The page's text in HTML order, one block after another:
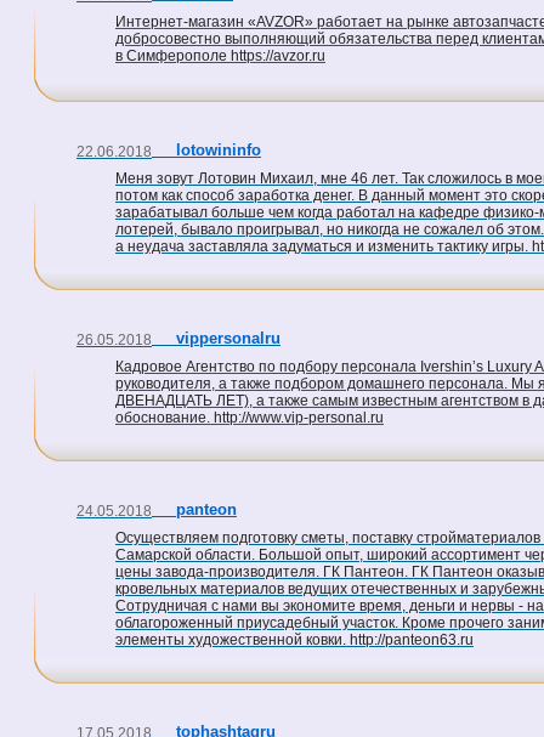
Интернет-магазин «AVZOR» работает на рынке
добросовестно выполняющий обязательства перед
в Симферополе https://avzor.ru
22.06.2018 lotowininfo
Меня зовут Лотовин Михаил, мне 46 лет. Так сложилось в
потом как способ заработка денег. В данный момент это
зарабатывал больше чем когда работал на кафедре физико-
лотерей, бывало проигрывал, но никогда не сожалел об
а неудача заставляла задуматься и изменить тактику игры.
26.05.2018 vippersonalru
Кадровое Агентство по подбору персонала Ivershin’s
руководителя, а также подбором домашнего персонала.
ДВЕНАДЦАТЬ ЛЕТ), а также самым известным агентством в
обоснование. http://www.vip-personal.ru
24.05.2018 panteon
Осуществляем подготовку сметы, поставку
Самарской области. Большой опыт, широкий ассортимент
цены завода-производителя. ГК Пантеон. ГК Пантеон
кровельных материалов ведущих отечественных и
Сотрудничая с нами вы экономите время, деньги и нервы -
облагороженный приусадебный участок. Кроме прочего
элементы художественной ковки. http://panteon63.ru
17.05.2018 tophashtagru